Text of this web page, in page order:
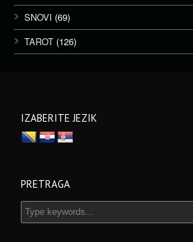
SNOVI (69)
TAROT (126)
IZABERITE JEZIK
PRETRAGA